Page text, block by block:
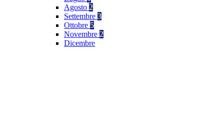
Agosto 2
Settembre 3
Ottobre 5
Novembre 2
Dicembre